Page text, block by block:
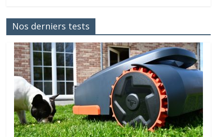
Nos derniers tests